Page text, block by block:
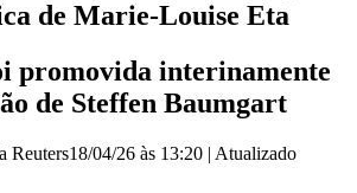
de Marie-Louise Eta
promovida interinamente
de Steffen Baumgart
Reuters18/04/26 às 13:20 | Atualizado